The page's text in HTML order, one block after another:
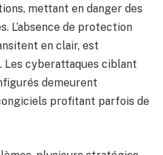
mettant en danger des
L’absence de protection
en clair, est
cyberattaques ciblant
demeurent
profitant parfois de